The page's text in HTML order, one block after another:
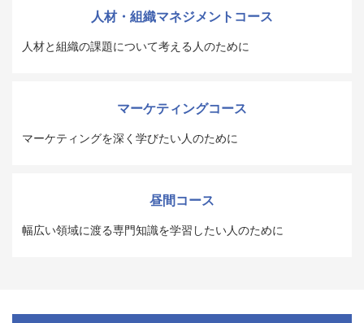
人材・組織マネジメントコース
人材と組織の課題について考える人のために
マーケティングコース
マーケティングを深く学びたい人のために
昼間コース
幅広い領域に渡る専門知識を学習したい人のために